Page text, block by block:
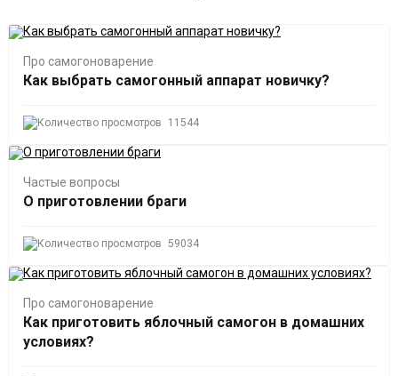
Про самогоноварение
Как выбрать самогонный аппарат новичку?
11544
Частые вопросы
О приготовлении браги
59034
Про самогоноварение
Как приготовить яблочный самогон в домашних
условиях?